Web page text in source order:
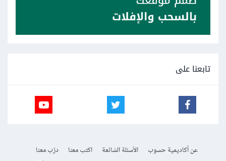
تابعنا على
عن أكاديمية حسوب الأسئلة الشائعة اكتب معنا
درّب معنا